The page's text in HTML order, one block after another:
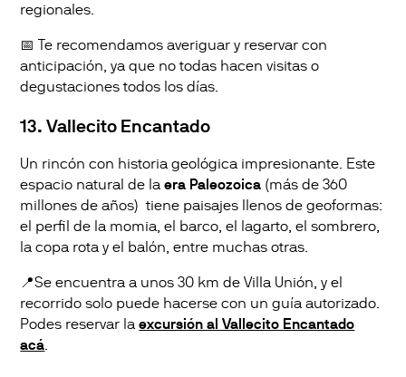
regionales.
📅 Te recomendamos averiguar y reservar con
anticipación, ya que no todas hacen visitas o
degustaciones todos los días.
13. Vallecito Encantado
Un rincón con historia geológica impresionante. Este
espacio natural de laera Paleozoica (más de 360
millones de años) tiene paisajes llenos de geoformas:
el perfil de la momia, el barco, el lagarto, el sombrero,
la copa rota y el balón, entre muchas otras.
📍Se encuentra a unos 30 km de Villa Unión, y el
recorrido solo puede hacerse con un guía autorizado.
Podes reservar laexcursión al Vallecito Encantado
acá